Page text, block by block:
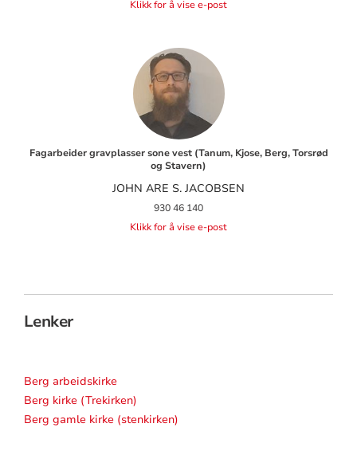
Klikk for å vise e-post
Fagarbeider gravplasser sone vest (Tanum, Kjose, Berg, Torsrød
og Stavern)
JOHN ARE S. JACOBSEN
930 46 140
Klikk for å vise e-post
Lenker
Berg arbeidskirke
Berg kirke (Trekirken)
Berg gamle kirke (stenkirken)